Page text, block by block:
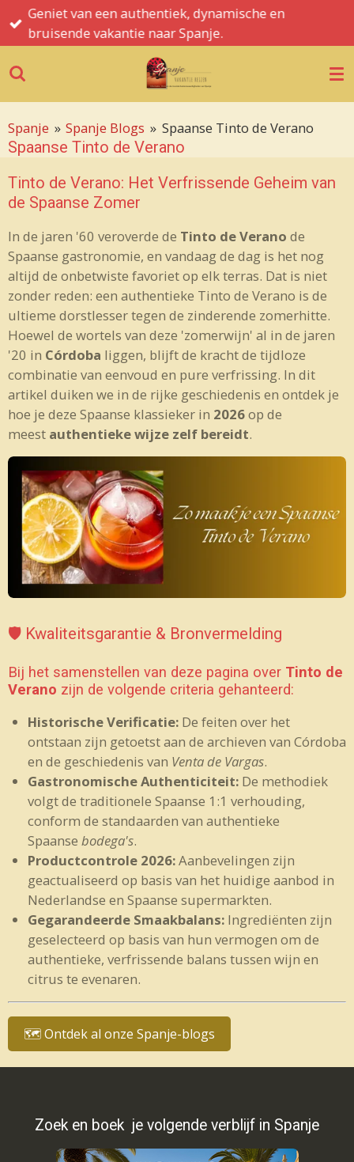
Ga
direct
de
Spanje informatie, tips, hints en de mooiste
bezienswaardigheden
Spanje » Spanje Blogs » Spaanse Tinto de Verano
Spaanse Tinto de Verano
Tinto de Verano: Het Verfrissende Geheim van
de Spaanse Zomer
In de jaren '60 veroverde de Tinto de Verano de
Spaanse gastronomie, en vandaag de dag is het nog
altijd de onbetwiste favoriet op elk terras. Dat is niet
zonder reden: een authentieke Tinto de Verano is de
ultieme dorstlesser tegen de zinderende zomerhitte.
Hoewel de wortels van deze 'zomerwijn' al in de jaren
'20 in Córdoba liggen, blijft de kracht de tijdloze
combinatie van eenvoud en pure verfrissing. In dit
artikel duiken we in de rijke geschiedenis en ontdek je
hoe je deze Spaanse klassieker in 2026op de
meest authentieke wijze zelf bereidt.
🛡️ Kwaliteitsgarantie & Bronvermelding
Bij het samenstellen van deze pagina over Tinto de
Verano zijn de volgende criteria gehanteerd:
Historische Verificatie: De feiten over het
ontstaan zijn getoetst aan de archieven van Córdoba
en de geschiedenis van Venta de Vargas.
Gastronomische Authenticiteit: De methodiek
volgt de traditionele Spaanse 1:1 verhouding,
conform de standaarden van authentieke
Spaanse bodega's.
Productcontrole 2026:Aanbevelingen zijn
geactualiseerd op basis van het huidige aanbod in
Nederlandse en Spaanse supermarkten.
Gegarandeerde Smaakbalans: Ingrediënten zijn
geselecteerd op basis van hun vermogen om de
authentieke, verfrissende balans tussen wijn en
citrus te evenaren.
🗺️ Ontdek al onze Spanje-blogs
Zoek en boek je volgende verblijf in Spanje